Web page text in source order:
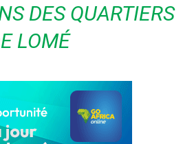
DES QUARTIERS
LOMÉ